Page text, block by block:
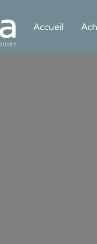
Accueil